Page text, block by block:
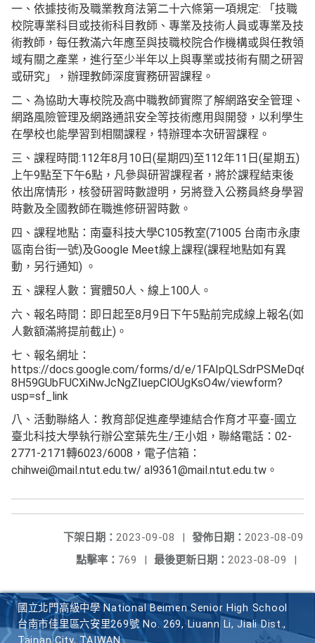
一、依據技術及職業教育法第二十六條第一項規定: 「技職
校院專業科目或技術科目教師、專業及技術人員或專業及技
術教師，每任教滿六年應至與技職校院合作機構或與任教領
域有關之產業，進行至少半年以上與專業或技術有關之研習
或研究」，辦理教師深度實務研習課程。
二、為協助大專校院及高中職教師實際了解網路安全管理、
網路風險管理及網路通訊安全等技術應用與開發，以利學生
在學校也能學習到相關課程，特辦理本次研習課程。
三、課程時間:112年8月10日(星期四)至112年11日(星期五)
上午9點至下午6點，凡參與研習課程者，將於課程結束後
依出席情形，核發研習時數證明，另將登入公務員終身學習
時數及全國教師在職進修研習時數。
四、課程地點：南臺科技大學C105教室(71005 台南市永康
區南台街一號)及Google Meet線上課程(課程地點如有異
動，另行通知) 。
五、課程人數：實體50人、線上100人。
六、報名時間：即日起至8月9日下午5點前完成線上報名(如
人數額滿將提前截止)。
七、報名網址：
https://docs.google.com/forms/d/e/
8H59GUbFUCXiNwJcNgZIuepClOUgKsO4w/viewform?
usp=sf_link
八、活動聯絡人：教育部促進產學連結合作育才平臺-國立
臺北科技大學執行辦公室葉先生/王小姐，聯絡電話：02-
2771-2171轉6023/6008，電子信箱：
chihwei@mail.ntut.edu.tw/ al9361@mail.ntut.edu.tw。
發佈日期： 2023-08-09
下架日期： 2023-09-08
|
最後更新日期： 2023-08-09 |
點擊率： 769 |
國立北門高級中學 National Beimen Senior High School
台南市佳里區六安里269號 No. 269, Liuann Li, Jiali Dist.,
Tainan City, TAIWAN